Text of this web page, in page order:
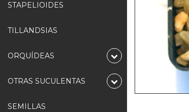
STAPELIOIDES
TILLANDSIAS
ORQUÍDEAS
OTRAS SUCULENTAS
SEMILLAS